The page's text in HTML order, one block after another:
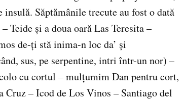
Săptămânile trecute au fost o dată
Teide și a doua oară Las Teresita –
de-ți stă inima-n loc da’ și
sus, pe serpentine, intri într-un nor) –
cu cortul – mulțumim Dan pentru cort,
Cruz – Icod de Los Vinos – Santiago del